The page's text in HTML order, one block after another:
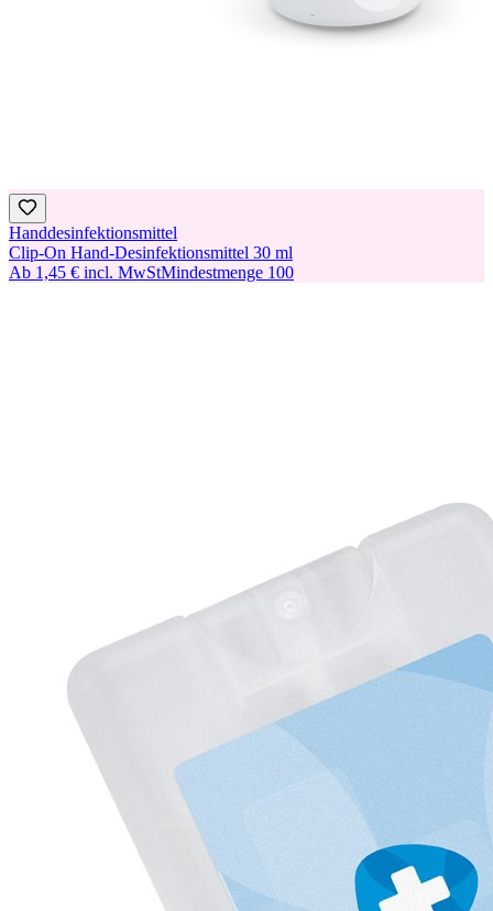
Handdesinfektionsmittel
Clip-On Hand-Desinfektionsmittel 30 ml
Ab 1,45 € incl. MwStMindestmenge 100